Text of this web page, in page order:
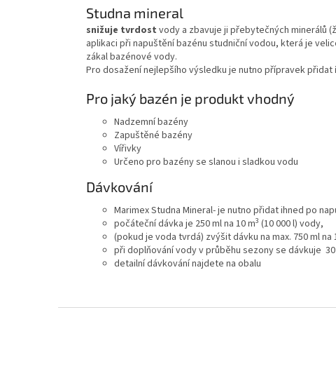
Studna mineral
snižuje tvrdost vody a zbavuje ji přebytečných minerálů
aplikaci při napuštěníbazénu studniční vodou, která je
zákal bazénové vody.
Pro dosažení nejlepšího výsledku je nutno přípravek přidat
Pro jaký bazén je produkt vhodný
Nadzemní bazény
Zapuštěné bazény
Vířivky
Určeno pro bazény se slanou i sladkou vodu
Dávkování
Marimex Studna Mineral- je nutno přidat ihned po
počáteční dávka je 250 ml na 10 m3 (10 000 l) vody,
(pokud je voda tvrdá) zvýšit dávku na max. 750 ml na
při doplňování vody v průběhu sezony se dávkuje
detailní dávkování najdete na obalu